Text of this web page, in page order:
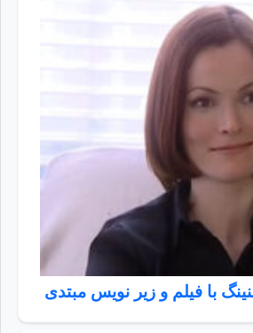
با فیلم و زیر نویس مبتدی